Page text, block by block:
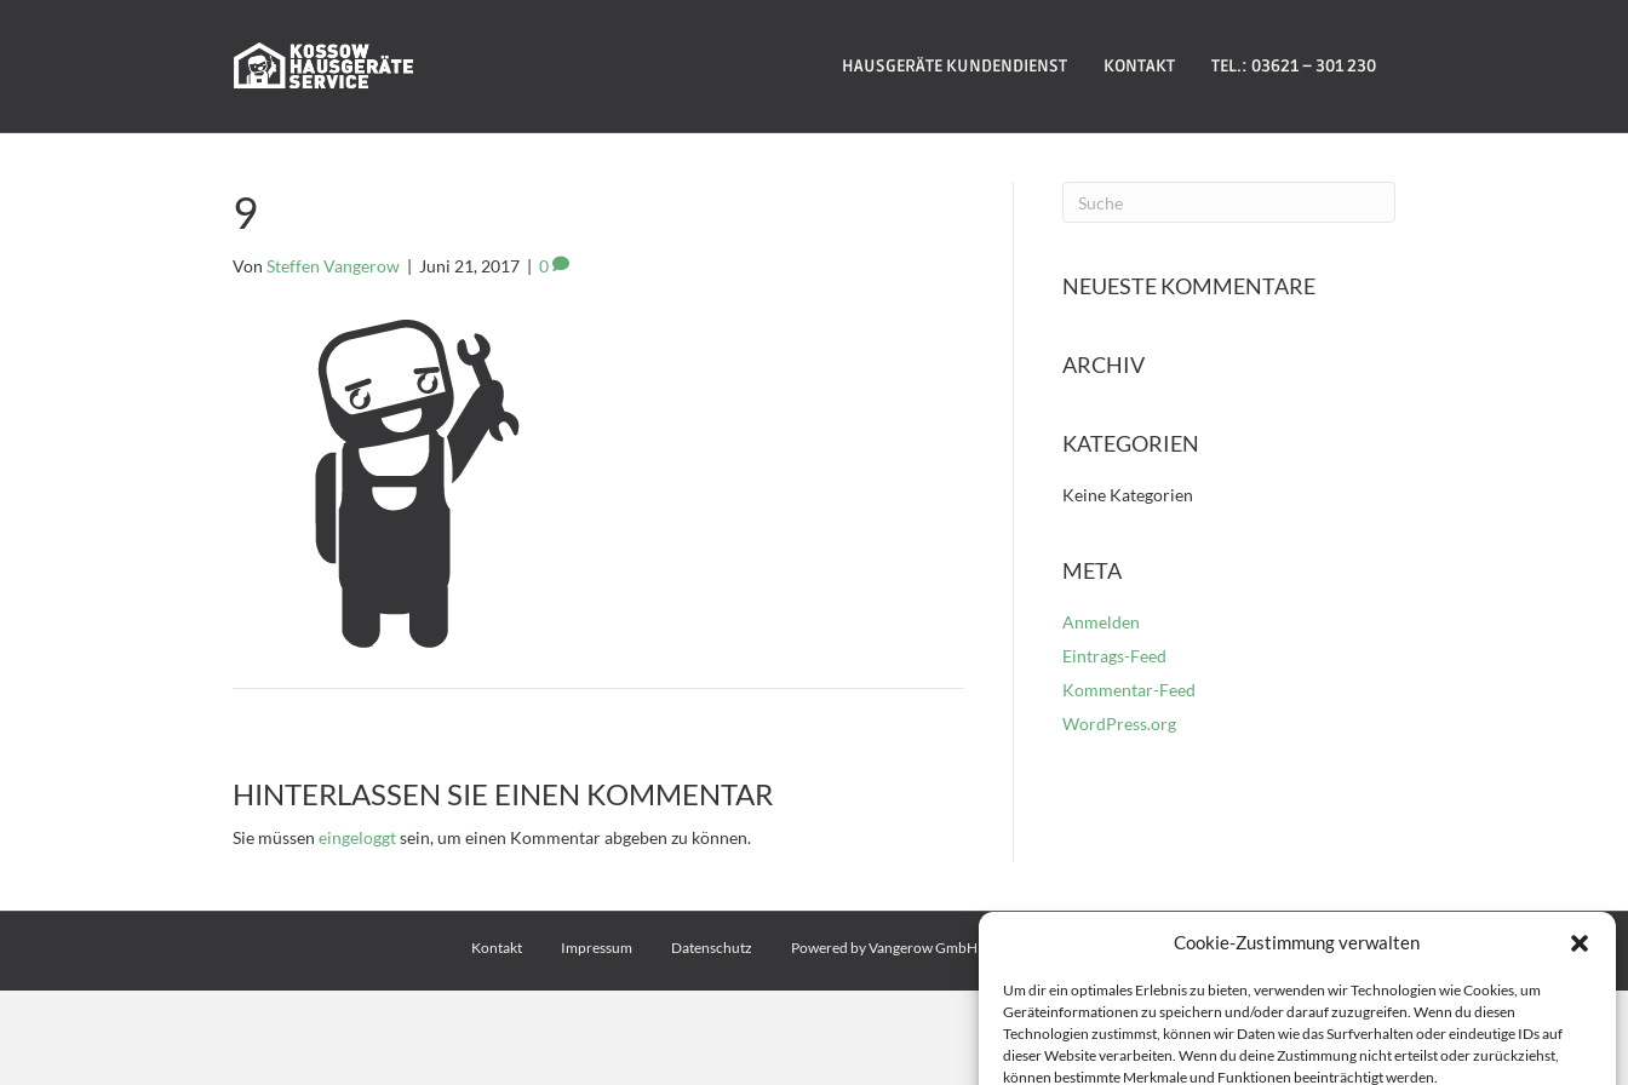
Cookie-Zustimmung verwalten
Um dir ein optimales Erlebnis zu bieten, verwenden wir Technologien wie Cookies, um
Geräteinformationen zu speichern und/oder darauf zuzugreifen. Wenn du diesen
Technologien zustimmst, können wir Daten wie das Surfverhalten oder eindeutige IDs auf
dieser Website verarbeiten. Wenn du deine Zustimmung nicht erteilst oder zurückziehst,
können bestimmte Merkmale und Funktionen beeinträchtigt werden.
HAUSGERÄTE KUNDENDIENST KONTAKT TEL.: 03621 – 301 230
9
Von Steffen Vangerow | Juni 21, 2017 | 0
HINTERLASSEN SIE EINEN KOMMENTAR
Sie müssen eingeloggtsein, um einen Kommentar abgeben zu können.
NEUESTE KOMMENTARE
ARCHIV
KATEGORIEN
Keine Kategorien
META
Anmelden
Eintrags-Feed
Kommentar-Feed
WordPress.org
Kontakt Impressum Datenschutz Powered by Vangerow GmbH